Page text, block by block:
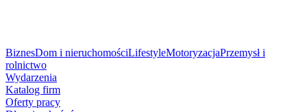
BiznesDom i nieruchomościLifestyleMotoryzacjaPrzemysł i
rolnictwo
Wydarzenia
Katalog firm
Oferty pracy